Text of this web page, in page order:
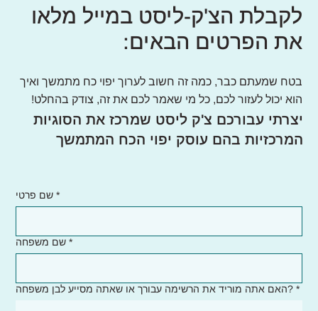
שם פרטי *
שם משפחה *
האם אתה מוריד את הרשימה עבורך או שאתה מסייע לבן משפחה? *
בטח שמעתם כבר, כמה זה חשוב לערוך יפוי כח מתמשך ואיך
הוא יכול לעזור לכם, כל מי שאמר לכם את זה, צודק בהחלט!
יצרתי עבורכם צ'ק ליסט שמרכז את הסוגיות
המרכזיות בהם עוסק יפוי הכח המתמשך
לקבלת הצ'ק-ליסט במייל מלאו
את הפרטים הבאים: